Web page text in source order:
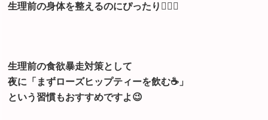
生理前の身体を整えるのにぴったり🙆🏻‍♀️
生理前の食欲暴走対策として
夜に「まずローズヒップティーを飲む☕️」
という習慣もおすすめですよ😉